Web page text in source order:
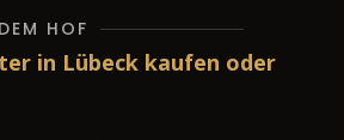
HOF
in Lübeck kaufen oder